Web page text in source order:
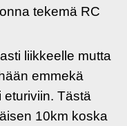
tekemä RC
liikkeelle mutta
emmekä
Tästä
10km koska